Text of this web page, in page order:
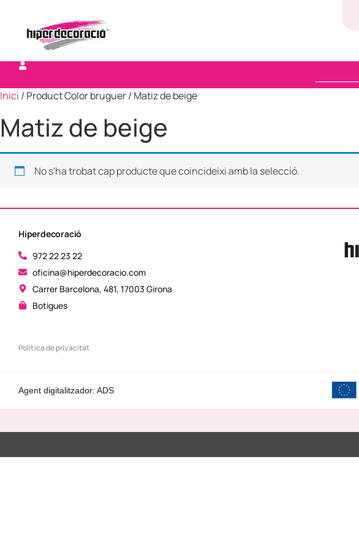
Inici / Product Color bruguer / Matiz de beige
Matiz de beige
No s'ha trobat cap producte que coincideixi amb la selecció.
Hiperdecoració
972 22 23 22
oficina@hiperdecoracio.com
Carrer Barcelona, 481, 17003 Girona
Botigues
Política de privacitat
Agent digitalitzador: ADS